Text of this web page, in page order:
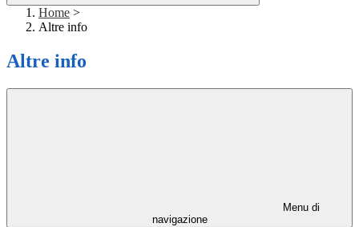
Home >
Altre info
Altre info
Menu di
navigazione